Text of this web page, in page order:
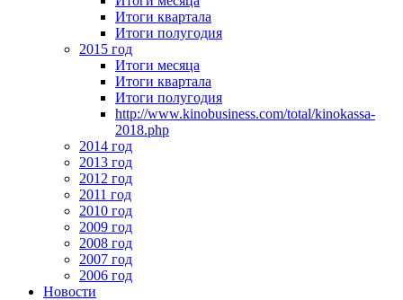
Итоги квартала
Итоги полугодия
2015 год
Итоги месяца
Итоги квартала
Итоги полугодия
http://www.kinobusiness.com/total/kinokassa-
2018.php
2014 год
2013 год
2012 год
2011 год
2010 год
2009 год
2008 год
2007 год
2006 год
Новости